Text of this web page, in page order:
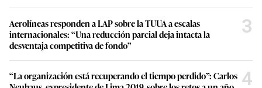
Aerolíneas responden a LAP sobre la TUUA a escalas
internacionales: “Una reducción parcial deja intacta la
desventaja competitiva de fondo”
3
“La organización está recuperando el tiempo perdido”: Carlos 4